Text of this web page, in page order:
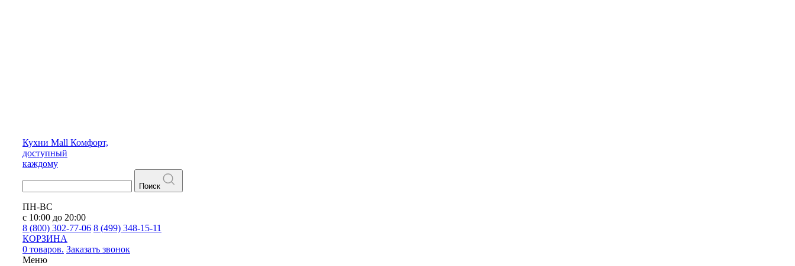
Кухни Mall Комфорт,
доступный
каждому
Поиск
ПН-ВС
с 10:00 до 20:00
8 (800) 302-77-06 8 (499) 348-15-11
КОРЗИНА
0 товаров. Заказать звонок
Меню